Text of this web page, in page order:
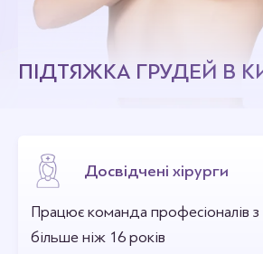
ПІДТЯЖКА ГРУДЕЙ В
Досвідчені хірурги
Працює команда професіоналів
більше ніж 16 років